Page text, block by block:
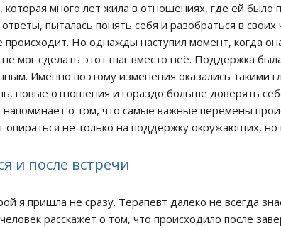
много лет жила в отношениях, где ей было
пыталась понять себя и разобраться в своих
происходит. Но однажды наступил момент, когда
мог сделать этот шаг вместо неё. Поддержка
Именно поэтому изменения оказались такими
новые отношения и гораздо больше доверять
напоминает о том, что самые важные перемены
опираться не только на поддержку окружающих, но
и после встречи
я пришла не сразу. Терапевт далеко не всегда
расскажет о том, что происходило после